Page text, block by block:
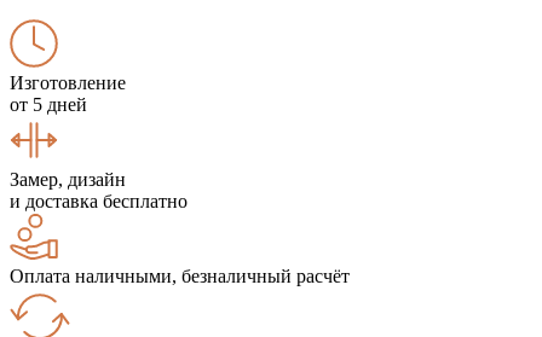
Изготовление
от 5 дней
Замер, дизайн
и доставка бесплатно
Оплата наличными, безналичный расчёт